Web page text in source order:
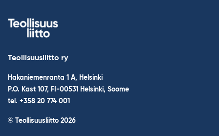
Teollisuusliitto ry
Hakaniemenranta 1 A, Helsinki
P.O. Kast 107, FI-00531 Helsinki, Soome
tel. +358 20 774 001
© Teollisuusliitto 2026